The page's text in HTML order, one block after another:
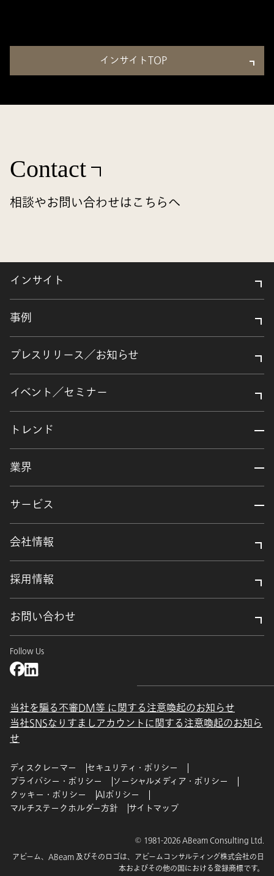
インサイトTOP
Contact
相談やお問い合わせはこちらへ
インサイト
事例
プレスリリース／お知らせ
イベント／セミナー
トレンド
業界
サービス
会社情報
採用情報
お問い合わせ
Follow Us
当社を騙る不審DM等 に関する注意喚起のお知らせ
当社SNSなりすましアカウントに関する注意喚起のお知ら
せ
ディスクレーマー
セキュリティ・ポリシー
プライバシー・ポリシー
ソーシャルメディア・ポリシー
クッキー・ポリシー
AIポリシー
マルチステークホルダー方針
サイトマップ
© 1981-2026 ABeam Consulting Ltd.
アビーム、ABeam 及びそのロゴは、アビームコンサルティング株式会社の日
本およびその他の国における登録商標です。